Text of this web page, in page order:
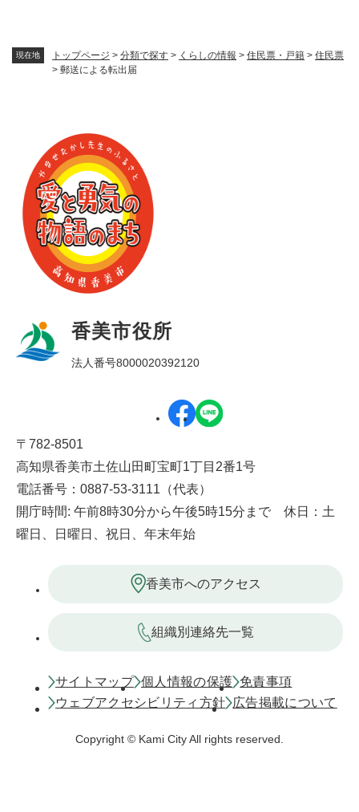
現在地 トップページ > 分類で探す > くらしの情報 > 住民票・戸籍 > 住民票
> 郵送による転出届
香美市役所
法人番号8000020392120
〒782-8501
高知県香美市土佐山田町宝町1丁目2番1号
電話番号：0887-53-3111（代表）
開庁時間: 午前8時30分から午後5時15分まで 休日：土
曜日、日曜日、祝日、年末年始
香美市へのアクセス
組織別連絡先一覧
サイトマップ 個人情報の保護 免責事項
ウェブアクセシビリティ方針
広告掲載について
Copyright © Kami City All rights reserved.